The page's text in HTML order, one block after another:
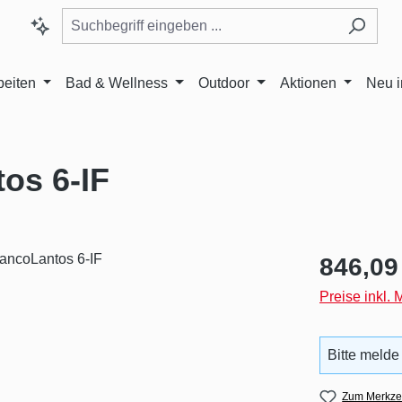
Bad & Wellness Outdoor Aktionen Neu
6-IF
Regulärer
Preise inkl.
Bitte
Zum